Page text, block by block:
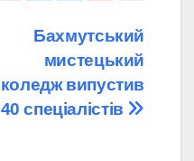
Бахмутський
мистецький
коледж випустив
40 спеціалістів